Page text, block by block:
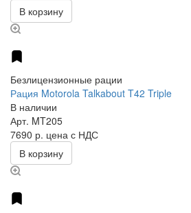
В корзину
Безлицензионные рации
Рация Motorola Talkabout T42 Triple
В наличии
Арт. MT205
7690 р. цена с НДС
В корзину